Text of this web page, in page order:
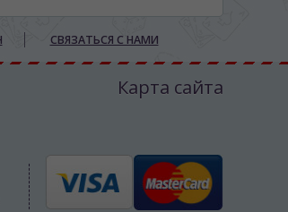
СВЯЗАТЬСЯ С НАМИ
Карта сайта